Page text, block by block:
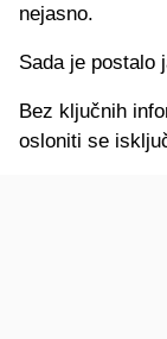
nejasno.
Sada je postalo
Bez ključnih
osloniti se